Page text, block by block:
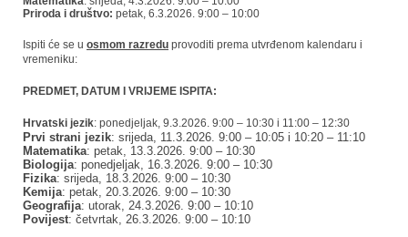
Priroda i društvo: petak, 6.3.2026. 9:00 – 10:00
Ispiti će se u osmom razredu provoditi prema utvrđenom kalendaru i
vremeniku:
PREDMET, DATUM I VRIJEME ISPITA:
Hrvatski jezik: ponedjeljak, 9.3.2026. 9:00 – 10:30 i 11:00 – 12:30
Prvi strani jezik: srijeda, 11.3.2026. 9:00 – 10:05 i 10:20 – 11:10
Matematika: petak, 13.3.2026. 9:00 – 10:30
Biologija: ponedjeljak, 16.3.2026. 9:00 – 10:30
Fizika: srijeda, 18.3.2026. 9:00 – 10:30
Kemija: petak, 20.3.2026. 9:00 – 10:30
Geografija: utorak, 24.3.2026. 9:00 – 10:10
Povijest: četvrtak, 26.3.2026. 9:00 – 10:10